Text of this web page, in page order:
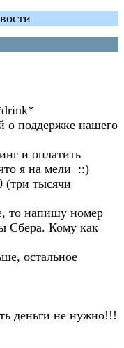
о поддержке нашего
и оплатить
я на мели ::)
тысячи
то напишу номер
Сбера. Кому как
остальное
деньги не нужно!!!